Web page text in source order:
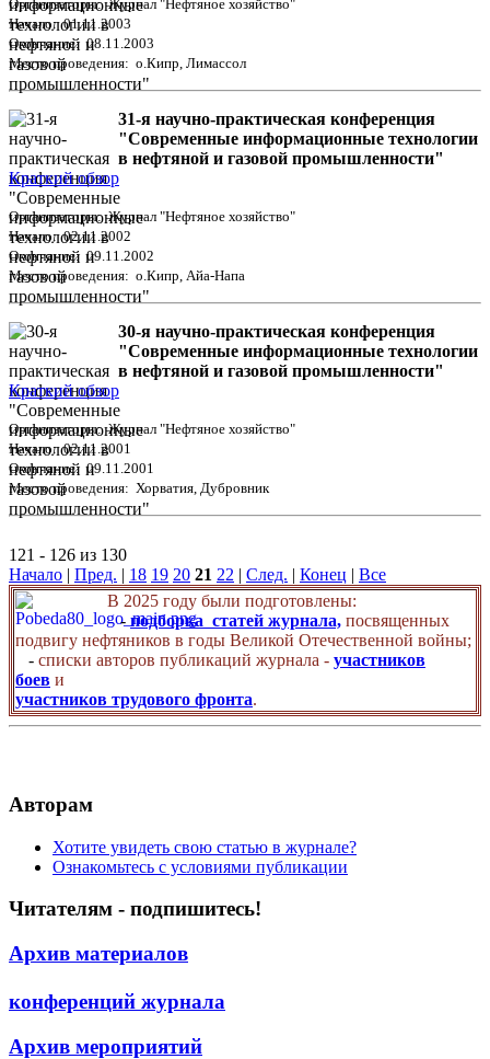
Организаторы: Журнал "Нефтяное хозяйство"
Начало: 01.11.2003
Окончание: 08.11.2003
Место проведения: о.Кипр, Лимассол
31-я научно-практическая конференция
"Современные информационные технологии
в нефтяной и газовой промышленности"
Краткий обзор
Организаторы: Журнал "Нефтяное хозяйство"
Начало: 02.11.2002
Окончание: 09.11.2002
Место проведения: о.Кипр, Айа-Напа
30-я научно-практическая конференция
"Современные информационные технологии
в нефтяной и газовой промышленности"
Краткий обзор
Организаторы: Журнал "Нефтяное хозяйство"
Начало: 02.11.2001
Окончание: 09.11.2001
Место проведения: Хорватия, Дубровник
121 - 126 из 130
Начало | Пред. | 18 19 20 21 22 | След. | Конец | Все
В 2025 году были подготовлены:
- подборка статей журнала, посвященных
подвигу нефтяников в годы Великой Отечественной войны;
- списки авторов публикаций журнала - участников
боев и
участников трудового фронта.
Авторам
Хотите увидеть свою статью в журнале?
Ознакомьтесь с условиями публикации
Читателям - подпишитесь!
Архив материалов
конференций журнала
Архив мероприятий